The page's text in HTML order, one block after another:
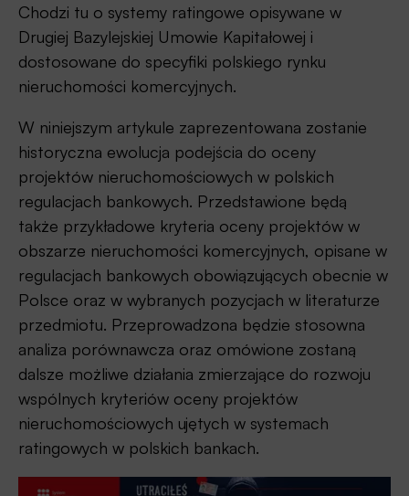
Chodzi tu o systemy ratingowe opisywane w
Drugiej Bazylejskiej Umowie Kapitałowej i
dostosowane do specyfiki polskiego rynku
nieruchomości komercyjnych.
W niniejszym artykule zaprezentowana zostanie
historyczna ewolucja podejścia do oceny
projektów nieruchomościowych w polskich
regulacjach bankowych. Przedstawione będą
także przykładowe kryteria oceny projektów w
obszarze nieruchomości komercyjnych, opisane w
regulacjach bankowych obowiązujących obecnie w
Polsce oraz w wybranych pozycjach w literaturze
przedmiotu. Przeprowadzona będzie stosowna
analiza porównawcza oraz omówione zostaną
dalsze możliwe działania zmierzające do rozwoju
wspólnych kryteriów oceny projektów
nieruchomościowych ujętych w systemach
ratingowych w polskich bankach.